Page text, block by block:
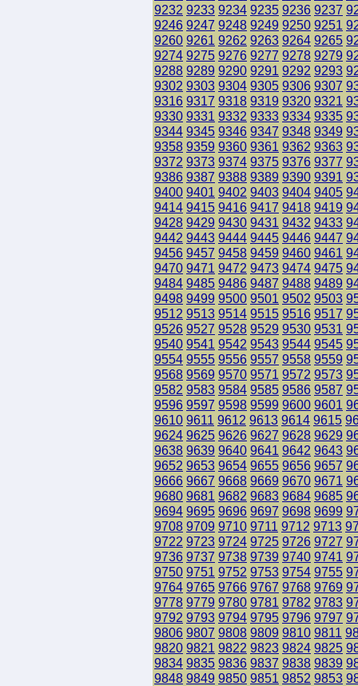
9232 9233 9234 9235 9236 9237
9246 9247 9248 9249 9250 9251
9260 9261 9262 9263 9264 9265
9274 9275 9276 9277 9278 9279
9288 9289 9290 9291 9292 9293
9302 9303 9304 9305 9306 9307
9316 9317 9318 9319 9320 9321
9330 9331 9332 9333 9334 9335
9344 9345 9346 9347 9348 9349
9358 9359 9360 9361 9362 9363
9372 9373 9374 9375 9376 9377
9386 9387 9388 9389 9390 9391
9400 9401 9402 9403 9404 9405
9414 9415 9416 9417 9418 9419
9428 9429 9430 9431 9432 9433
9442 9443 9444 9445 9446 9447
9456 9457 9458 9459 9460 9461
9470 9471 9472 9473 9474 9475
9484 9485 9486 9487 9488 9489
9498 9499 9500 9501 9502 9503
9512 9513 9514 9515 9516 9517
9526 9527 9528 9529 9530 9531
9540 9541 9542 9543 9544 9545
9554 9555 9556 9557 9558 9559
9568 9569 9570 9571 9572 9573
9582 9583 9584 9585 9586 9587
9596 9597 9598 9599 9600 9601
9610 9611 9612 9613 9614 9615
9624 9625 9626 9627 9628 9629
9638 9639 9640 9641 9642 9643
9652 9653 9654 9655 9656 9657
9666 9667 9668 9669 9670 9671
9680 9681 9682 9683 9684 9685
9694 9695 9696 9697 9698 9699
9708 9709 9710 9711 9712 9713
9722 9723 9724 9725 9726 9727
9736 9737 9738 9739 9740 9741
9750 9751 9752 9753 9754 9755
9764 9765 9766 9767 9768 9769
9778 9779 9780 9781 9782 9783
9792 9793 9794 9795 9796 9797
9806 9807 9808 9809 9810 9811
9820 9821 9822 9823 9824 9825
9834 9835 9836 9837 9838 9839
9848 9849 9850 9851 9852 9853